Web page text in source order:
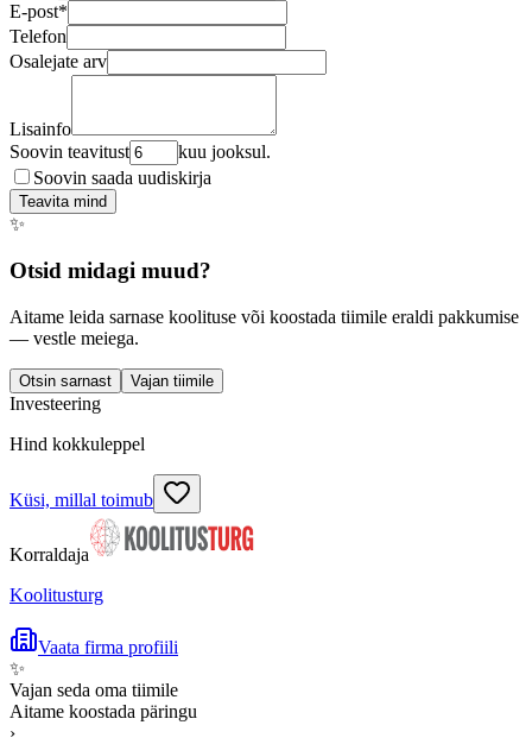
E-post*
Telefon
Osalejate arv
Lisainfo
Soovin teavitust
kuu jooksul.
Soovin saada uudiskirja
Teavita mind
✨
Otsid midagi muud?
Aitame leida sarnase koolituse või koostada tiimile eraldi pakkumise
— vestle meiega.
Otsin sarnast Vajan tiimile
Investeering
Hind kokkuleppel
Küsi, millal toimub
Korraldaja
Koolitusturg
Vaata firma profiili
✨
Vajan seda oma tiimile
Aitame koostada päringu
›